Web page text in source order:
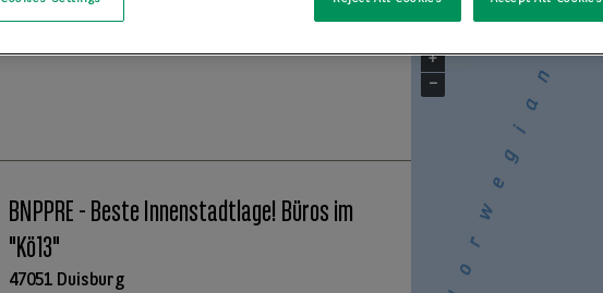
BNPPRE - Beste Innenstadtlage! Büros im
"Kö13"
47051 Duisburg
+
−